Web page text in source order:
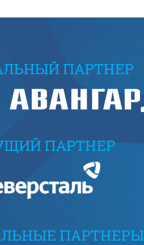
ПАРТНЕР
ПАРТНЕР
ПАРТНЕРЫ